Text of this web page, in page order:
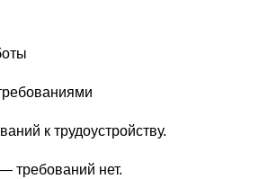
к трудоустройству.
требований нет.